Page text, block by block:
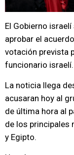
El Gobierno
aprobar el
votación prevista
funcionario israelí.
La noticia llega
acusaran hoy al
de última hora al
de los principales
y Egipto.